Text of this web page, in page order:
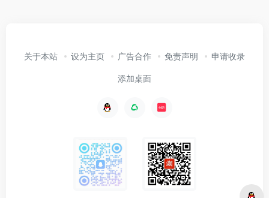
关于本站 设为主页 广告合作 免责声明 申请收录
添加桌面